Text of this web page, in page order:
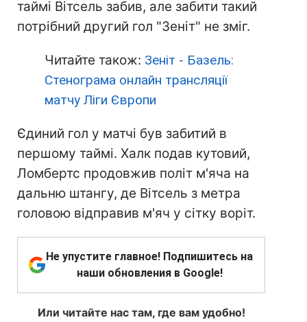
таймі Вітсель забив, але забити такий
потрібний другий гол "Зеніт" не зміг.
Читайте також: Зеніт - Базель:
Стенограма онлайн трансляції
матчу Ліги Європи
Єдиний гол у матчі був забитий в
першому таймі. Халк подав кутовий,
Ломбертс продовжив політ м'яча на
дальню штангу, де Вітсель з метра
головою відправив м'яч у сітку воріт.
Не упустите главное! Подпишитесь на
наши обновления в Google!
Или читайте нас там, где вам удобно!